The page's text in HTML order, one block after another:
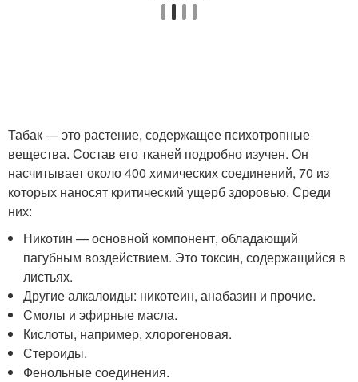
Табак — это растение, содержащее психотропные
вещества. Состав его тканей подробно изучен. Он
насчитывает около 400 химических соединений, 70 из
которых наносят критический ущерб здоровью. Среди
них:
Никотин — основной компонент, обладающий
пагубным воздействием. Это токсин, содержащийся в
листьях.
Другие алкалоиды: никотеин, анабазин и прочие.
Смолы и эфирные масла.
Кислоты, например, хлорогеновая.
Стероиды.
Фенольные соединения.